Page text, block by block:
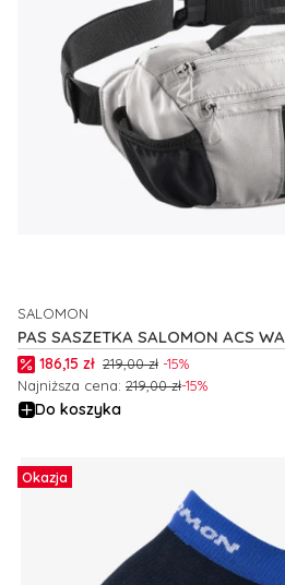
PAS SASZETKA SALOMON ACS
PRODUCENT
SALOMON
Cena promocyjna
186,15 zł 219,00 zł -15%
Najniższa cena: 219,00 zł-15%
Do koszyka
Okazja